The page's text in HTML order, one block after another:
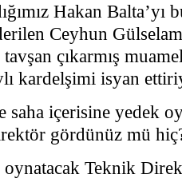
Hakan Balta’yı
Ceyhun
çıkarmış
kardelşimi isyan
saha içerisine yedek
gördünüz mü
Teknik